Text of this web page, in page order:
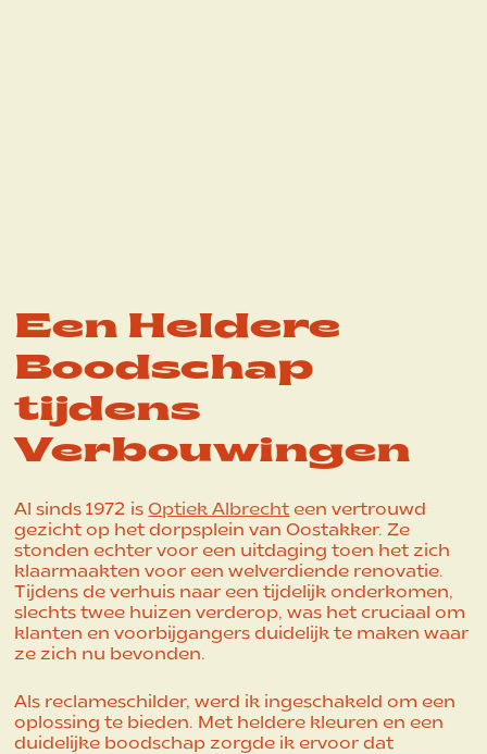
Een Heldere
Boodschap
tijdens
Verbouwingen
Al sinds 1972 is Optiek Albrecht een vertrouwd
gezicht op het dorpsplein van Oostakker. Ze
stonden echter voor een uitdaging toen het zich
klaarmaakten voor een welverdiende renovatie.
Tijdens de verhuis naar een tijdelijk onderkomen,
slechts twee huizen verderop, was het cruciaal om
klanten en voorbijgangers duidelijk te maken waar
ze zich nu bevonden.
Als reclameschilder, werd ik ingeschakeld om een
oplossing te bieden. Met heldere kleuren en een
duidelijke boodschap zorgde ik ervoor dat